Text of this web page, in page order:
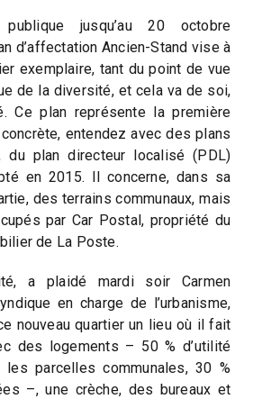
jusqu’au 20 octobre
d’affectation Ancien-Stand vise à
exemplaire, tant du point de vue
de la diversité, et cela va de soi,
Ce plan représente la première
entendez avec des plans
du plan directeur localisé (PDL)
en 2015. Il concerne, dans sa
des terrains communaux, mais
par Car Postal, propriété du
de La Poste.
a plaidé mardi soir Carmen
en charge de l’urbanisme,
nouveau quartier un lieu où il fait
des logements – 50 % d’utilité
les parcelles communales, 30 %
–, une crèche, des bureaux et